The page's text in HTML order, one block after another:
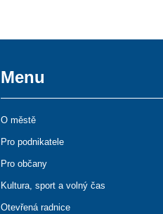
Menu
O městě
Pro podnikatele
Pro občany
Kultura, sport a volný čas
Otevřená radnice